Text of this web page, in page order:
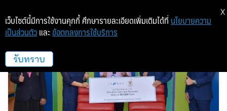
เล-ซี-บอย เอเชีย
เว็บไซต์นี้มีการใช้งานคุกกี้ ศึกษารายละเอียดเพิ่มเติมได้ที่ นโยบายความ
เป็นส่วนตัว และ ข้อตกลงการใช้บริการ
รับทราบ
X